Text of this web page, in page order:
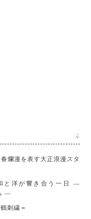
爛漫を表す大正浪漫スタ
と洋が響き合う一日 ―
―
刺繍＝